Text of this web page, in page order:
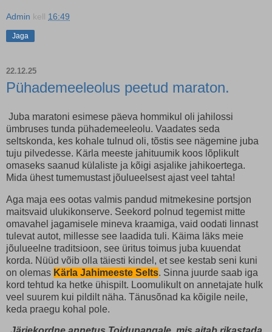
Admin kell 16:49
Jaga
22.12.25
Pühademeeleolus peetud maraton.
Juba maratoni esimese päeva hommikul oli jahilossi
ümbruses tunda pühademeeleolu. Vaadates seda
seltskonda, kes kohale tulnud oli, tõstis see nägemine juba
tuju pilvedesse. Kärla meeste jahituumik koos lõplikult
omaseks saanud külaliste ja kõigi asjalike jahikoertega.
Mida ühest tumemustast jõulueelsest ajast veel tahta!
Aga maja ees ootas valmis pandud mitmekesine portsjon
maitsvaid ulukikonserve. Seekord polnud tegemist mitte
omavahel jagamisele mineva kraamiga, vaid oodati linnast
tulevat autot, millesse see laadida tuli. Käima läks meie
jõulueelne traditsioon, see üritus toimus juba kuuendat
korda. Nüüd võib olla täiesti kindel, et see kestab seni kuni
on olemas Kärla Jahimeeste Selts. Sinna juurde saab iga
kord tehtud ka hetke ühispilt. Loomulikult on annetajate hulk
veel suurem kui pildilt näha. Tänusõnad ka kõigile neile,
keda praegu kohal pole.